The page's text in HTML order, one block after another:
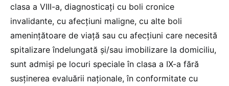
clasa a VIII-a, diagnosticați cu boli cronice
invalidante, cu afecțiuni maligne, cu alte boli
amenințătoare de viață sau cu afecțiuni care necesită
spitalizare îndelungată și/sau imobilizare la domiciliu,
sunt admiși pe locuri speciale în clasa a IX-a fără
susținerea evaluării naționale, în conformitate cu